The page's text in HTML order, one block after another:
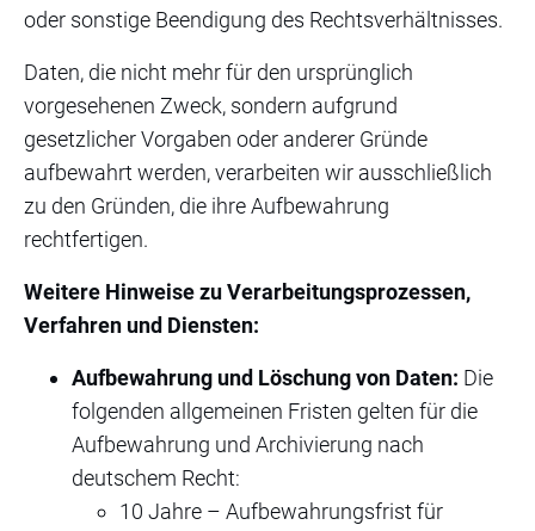
oder sonstige Beendigung des Rechtsverhältnisses.
Daten, die nicht mehr für den ursprünglich
vorgesehenen Zweck, sondern aufgrund
gesetzlicher Vorgaben oder anderer Gründe
aufbewahrt werden, verarbeiten wir ausschließlich
zu den Gründen, die ihre Aufbewahrung
rechtfertigen.
Weitere Hinweise zu Verarbeitungsprozessen,
Verfahren und Diensten:
Aufbewahrung und Löschung von Daten: Die
folgenden allgemeinen Fristen gelten für die
Aufbewahrung und Archivierung nach
deutschem Recht:
10 Jahre – Aufbewahrungsfrist für